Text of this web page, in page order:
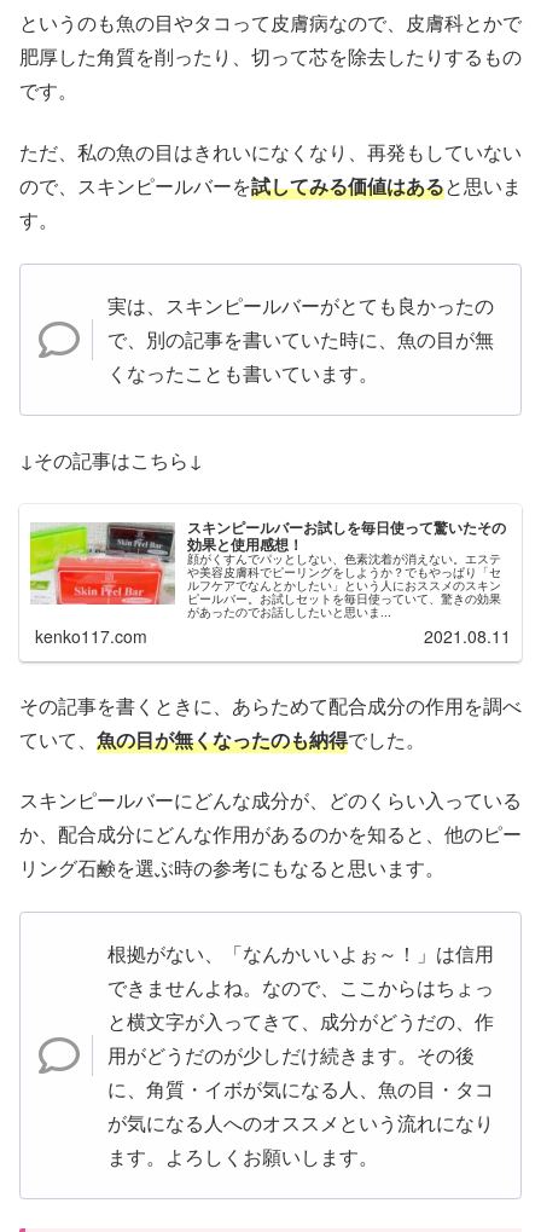
というのも魚の目やタコって皮膚病なので、皮膚科とかで
肥厚した角質を削ったり、切って芯を除去したりするもの
です。
ただ、私の魚の目はきれいになくなり、再発もしていない
ので、スキンピールバーを試してみる価値はあると思いま
す。
実は、スキンピールバーがとても良かったの
で、別の記事を書いていた時に、魚の目が無
くなったことも書いています。
↓その記事はこちら↓
スキンピールバーお試しを毎日使って驚いたその
効果と使用感想！
顔がくすんでパッとしない、色素沈着が消えない。エステ
や美容皮膚科でピーリングをしようか？でもやっぱり「セ
ルフケアでなんとかしたい」という人におススメのスキン
ピールバー。お試しセットを毎日使っていて、驚きの効果
があったのでお話ししたいと思いま...
kenko117.com 2021.08.11
その記事を書くときに、あらためて配合成分の作用を調べ
ていて、 魚の目が無くなったのも納得でした。
スキンピールバーにどんな成分が、どのくらい入っている
か、配合成分にどんな作用があるのかを知ると、他のピー
リング石鹸を選ぶ時の参考にもなると思います。
根拠がない、「なんかいいよぉ～！」は信用
できませんよね。なので、ここからはちょっ
と横文字が入ってきて、成分がどうだの、作
用がどうだのが少しだけ続きます。その後
に、角質・イボが気になる人、魚の目・タコ
が気になる人へのオススメという流れになり
ます。よろしくお願いします。